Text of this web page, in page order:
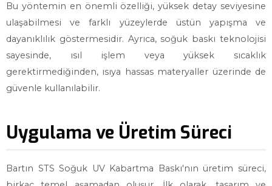
Bu yöntemin en önemli özelliği, yüksek detay seviyesine
ulaşabilmesi ve farklı yüzeylerde üstün yapışma ve
dayanıklılık göstermesidir. Ayrıca, soğuk baskı teknolojisi
sayesinde, ısıl işlem veya yüksek sıcaklık
gerektirmediğinden, ısıya hassas materyaller üzerinde de
güvenle kullanılabilir.
Uygulama ve Üretim Süreci
Bartın STS Soğuk UV Kabartma Baskı'nın üretim süreci,